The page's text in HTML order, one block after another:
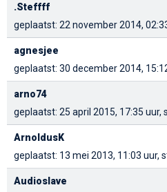
.Steffff
geplaatst: 22 november 2014,
agnesjee
geplaatst: 30 december 2014,
arno74
geplaatst: 25 april 2015, 17:35 uur,
ArnoldusK
geplaatst: 13 mei 2013, 11:03 uur,
Audioslave